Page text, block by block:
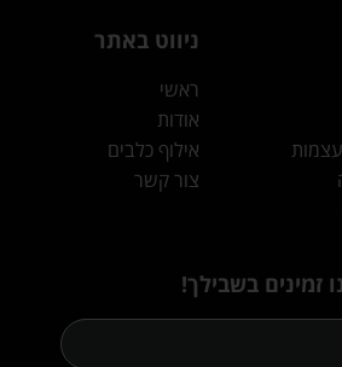
ניווט באתר
ראשי
אודות
אילוף כלבים
צור קשר
זמינים בשבילך!